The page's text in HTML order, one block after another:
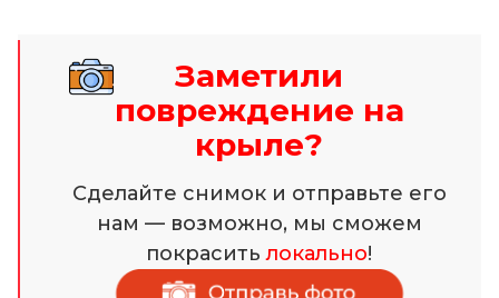
Заметили
повреждение на
крыле?
Сделайте снимок и отправьте его
нам — возможно, мы сможем
покраситьлокально!